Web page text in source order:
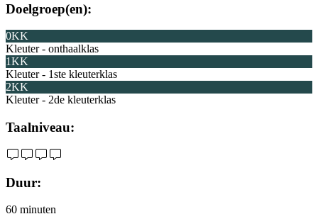
Doelgroep(en):
0KK
Kleuter - onthaalklas
1KK
Kleuter - 1ste kleuterklas
2KK
Kleuter - 2de kleuterklas
Taalniveau:
Duur:
60 minuten